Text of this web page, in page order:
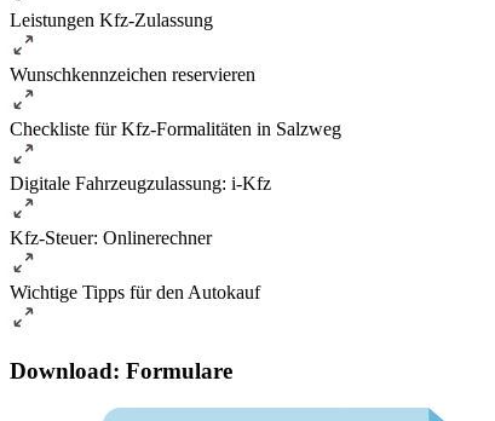
Leistungen Kfz-Zulassung
Wunschkennzeichen reservieren
Checkliste für Kfz-Formalitäten in Salzweg
Digitale Fahrzeugzulassung: i-Kfz
Kfz-Steuer: Onlinerechner
Wichtige Tipps für den Autokauf
Download: Formulare